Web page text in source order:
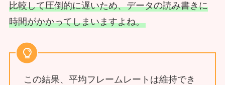
比較して圧倒的に遅いため、データの読み書きに
時間がかかってしまいますよね。
この結果、平均フレームレートは維持でき